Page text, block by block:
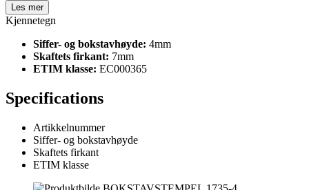
Les mer
Kjennetegn
Siffer- og bokstavhøyde: 4mm
Skaftets firkant: 7mm
ETIM klasse: EC000365
Specifications
Artikkelnummer
Siffer- og bokstavhøyde
Skaftets firkant
ETIM klasse